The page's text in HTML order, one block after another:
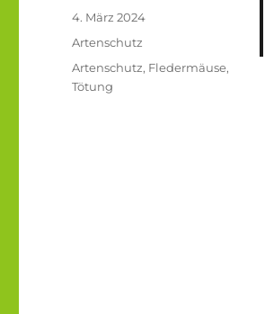
Veröffentlicht
4. März 2024
Kategorien
Artenschutz
Schlagwörter
Artenschutz, Fledermäuse,
Tötung